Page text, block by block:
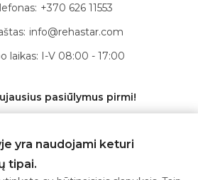
+370 626 11553
info@rehastar.com
laikas: I-V 08:00 - 17:00
pasiūlymus pirmi!
yra naudojami keturi
tipai.